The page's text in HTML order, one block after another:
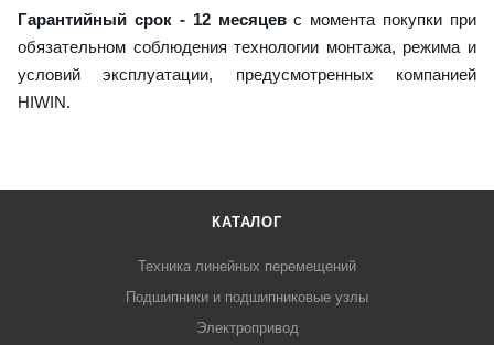
Гарантийный срок - 12 месяцевс момента покупки при
обязательном соблюдения технологии монтажа, режима и
условий эксплуатации, предусмотренных компанией
HIWIN.
КАТАЛОГ
Техника линейных перемещений
Подшипники и подшипниковые узлы
Электропривод